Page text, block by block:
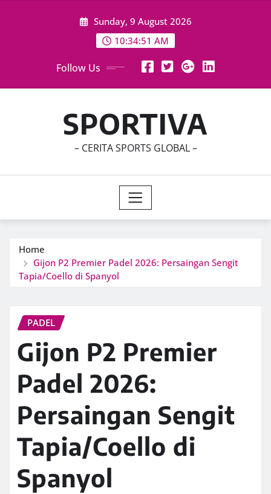
Sunday, 9 August 2026
10:34:52 AM
Follow Us
SPORTIVA
– CERITA SPORTS GLOBAL –
Home
Gijon P2 Premier Padel 2026: Persaingan Sengit
Tapia/Coello di Spanyol
PADEL
Gijon P2 Premier
Padel 2026:
Persaingan Sengit
Tapia/Coello di
Spanyol